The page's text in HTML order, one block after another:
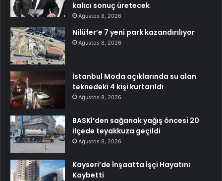
kalıcı sonuç üretecek
Ağustos 8, 2026
Nilüfer’e 7 yeni park kazandırılıyor
Ağustos 8, 2026
İstanbul Moda açıklarında su alan
teknedeki 4 kişi kurtarıldı
Ağustos 8, 2026
BASKİ’den sağanak yağış öncesi 20
ilçede teyakkuza geçildi
Ağustos 8, 2026
Kayseri’de İnşaatta İşçi Hayatını
Kaybetti